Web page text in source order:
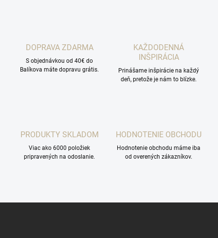
DOPRAVA ZDARMA
S objednávkou od 40€ do
Balíkova máte dopravu grátis.
KAŽDODENNÁ
INŠPIRÁCIA
Prinášame inšpirácie na každý
deň, pretože je nám to blízke.
PRODUKTY SKLADOM
Viac ako 6000 položiek
pripravených na odoslanie.
HODNOTENIE OBCHODU
Hodnotenie obchodu máme iba
od overených zákazníkov.